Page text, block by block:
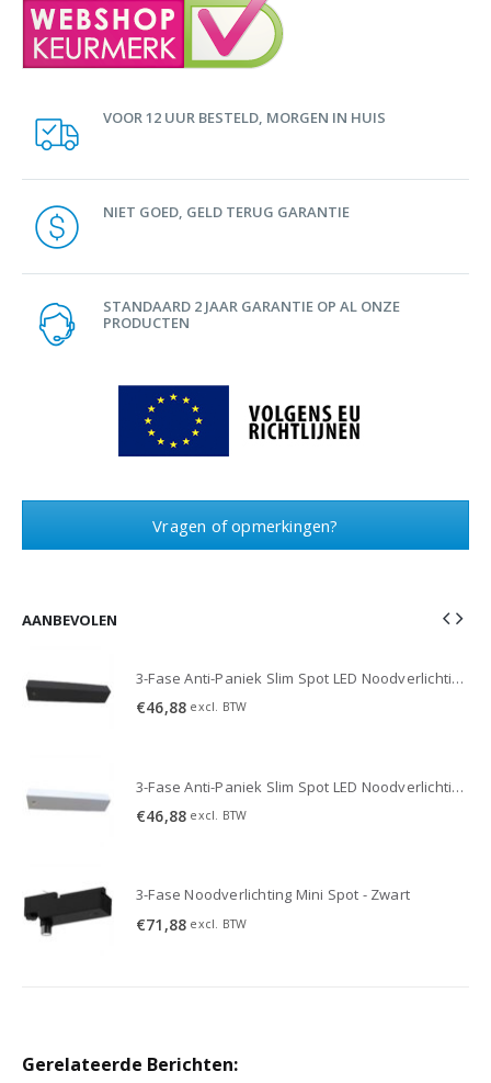
VOOR 12 UUR BESTELD, MORGEN IN HUIS
NIET GOED, GELD TERUG GARANTIE
STANDAARD 2 JAAR GARANTIE OP AL ONZE
PRODUCTEN
Vragen of opmerkingen?
AANBEVOLEN
3-Fase Anti-Paniek Slim Spot LED Noodverlichting 3W - Zwart
€46,88 excl. BTW
3-Fase Anti-Paniek Slim Spot LED Noodverlichting 3W - Wit
€46,88 excl. BTW
3-Fase Noodverlichting Mini Spot - Zwart
€71,88 excl. BTW
Gerelateerde Berichten: